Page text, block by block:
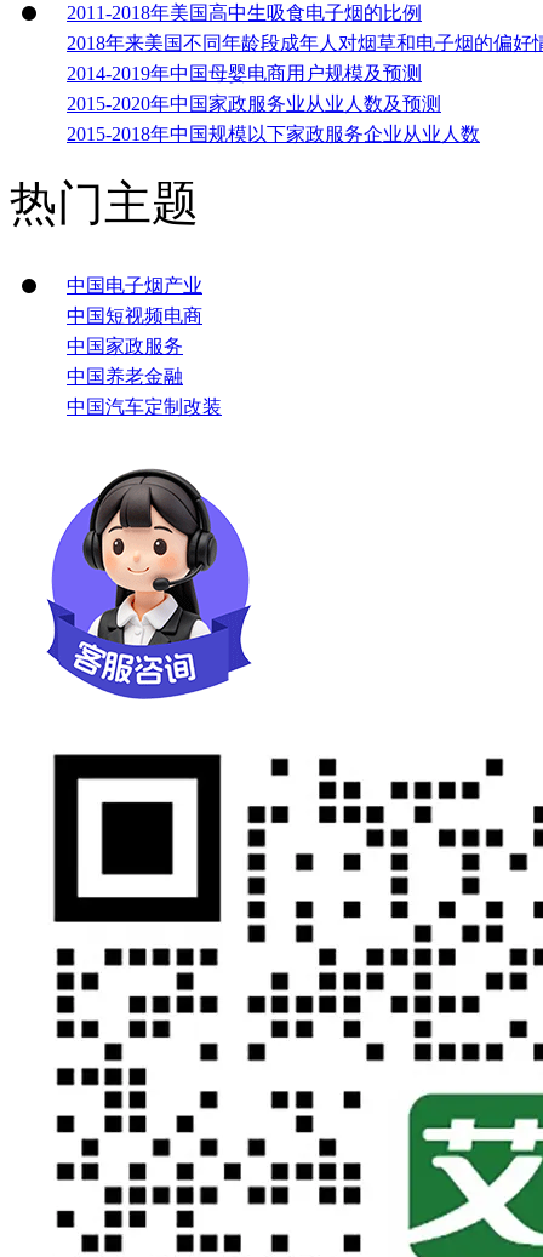
2011-2018年美国高中生吸食电子烟的比例
2018年来美国不同年龄段成年人对烟草和电子烟的偏好
2014-2019年中国母婴电商用户规模及预测
2015-2020年中国家政服务业从业人数及预测
2015-2018年中国规模以下家政服务企业从业人数
热门主题
中国电子烟产业
中国短视频电商
中国家政服务
中国养老金融
中国汽车定制改装